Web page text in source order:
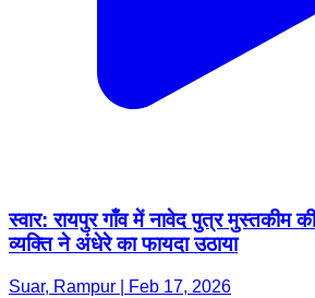
स्वार: रायपुर गाँव में नावेद पुत्र मुस्तकीम
व्यक्ति ने अंधेरे का फायदा उठाया
Suar, Rampur | Feb 17, 2026